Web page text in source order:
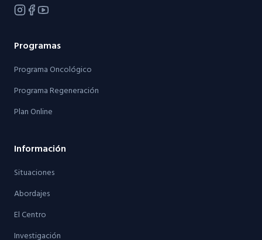
Programas
Programa Oncológico
Programa Regeneración
Plan Online
Información
Situaciones
Abordajes
El Centro
Investigación